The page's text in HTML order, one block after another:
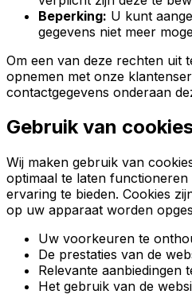
Beperking: U kunt
gegevens niet meer
Om een van deze rechten uit
opnemen met onze
contactgegevens onderaan
Gebruik van
Wij maken gebruik van
optimaal te laten functioneren
ervaring te bieden. Cookies
op uw apparaat worden
Uw voorkeuren te
De prestaties van de
Relevante aanbiedingen
Het gebruik van de